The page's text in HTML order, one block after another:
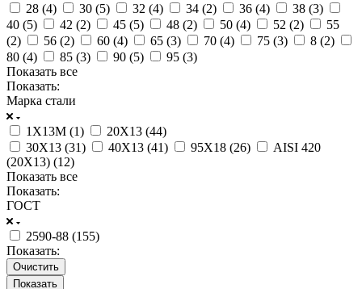
28 (4) 30 (5) 32 (4) 34 (2) 36 (4) 38 (3)
40 (5) 42 (2) 45 (5) 48 (2) 50 (4) 52 (2)
55
(2) 56 (2) 60 (4) 65 (3) 70 (4) 75 (3) 8 (2)
80 (4) 85 (3) 90 (5) 95 (3)
Показать все
Показать:
Марка стали
1Х13М (1) 20Х13 (44)
30Х13 (31) 40Х13 (41) 95Х18 (26)
AISI 420
(20Х13) (12)
Показать все
Показать:
ГОСТ
2590-88 (155)
Показать:
Очистить